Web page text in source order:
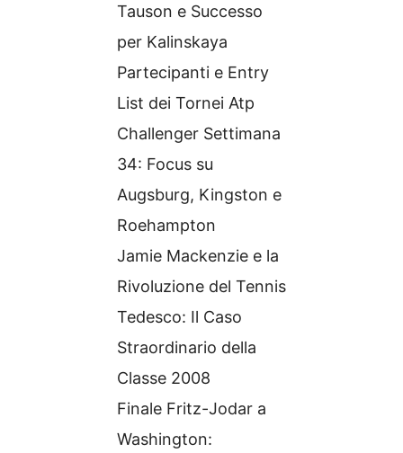
Tauson e Successo
per Kalinskaya
Partecipanti e Entry
List dei Tornei Atp
Challenger Settimana
34: Focus su
Augsburg, Kingston e
Roehampton
Jamie Mackenzie e la
Rivoluzione del Tennis
Tedesco: Il Caso
Straordinario della
Classe 2008
Finale Fritz-Jodar a
Washington: